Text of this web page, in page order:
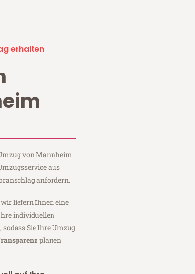
erhalten
von Mannheim
aus
anfordern.
liefern Ihnen eine
individuellen
Sie Ihre Umzug
planen